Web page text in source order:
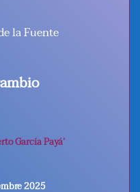
la Fuente
García Payá’
2025